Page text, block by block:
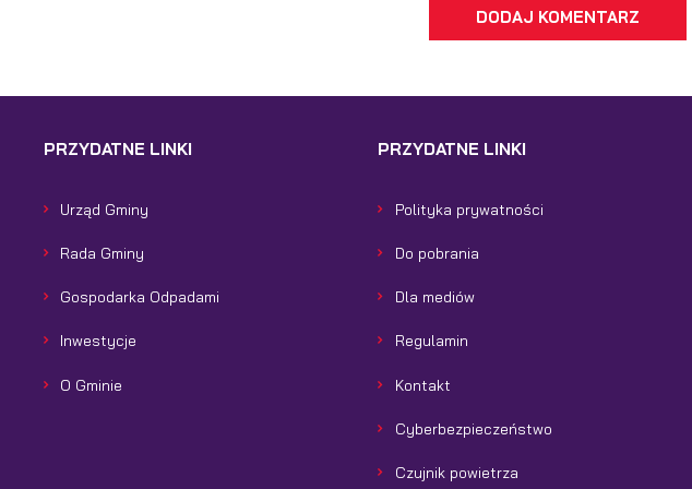
DODAJ KOMENTARZ
PRZYDATNE LINKI
Urząd Gminy
Rada Gminy
Gospodarka Odpadami
Inwestycje
O Gminie
PRZYDATNE LINKI
Polityka prywatności
Do pobrania
Dla mediów
Regulamin
Kontakt
Cyberbezpieczeństwo
Czujnik powietrza